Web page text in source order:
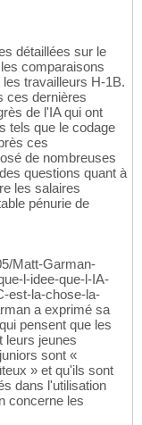
détaillées sur le
comparaisons
travailleurs H-1B.
ces dernières
de l'IA qui ont
tels que le codage
ces
de nombreuses
questions quant à
les salaires
pénurie de
Matt-Garman-
l-idee-que-l-IA-
est-la-chose-la-
a exprimé sa
pensent que les
leurs jeunes
sont «
» et qu'ils sont
dans l'utilisation
concerne les